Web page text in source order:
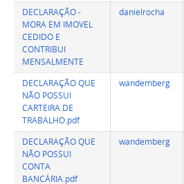
DECLARAÇÃO -
MORA EM IMOVEL
CEDIDO E
CONTRIBUI
MENSALMENTE
danielrocha
DECLARAÇÃO QUE
NÃO POSSUI
CARTEIRA DE
TRABALHO.pdf
wandemberg
DECLARAÇÃO QUE
NÃO POSSUI
CONTA
BANCÁRIA.pdf
wandemberg